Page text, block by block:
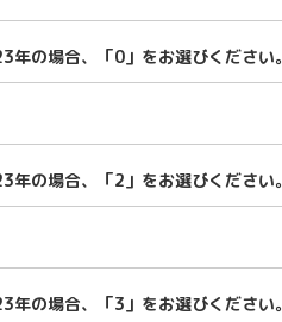
の場合、「0」をお選びください。
の場合、「2」をお選びください。
の場合、「3」をお選びください。